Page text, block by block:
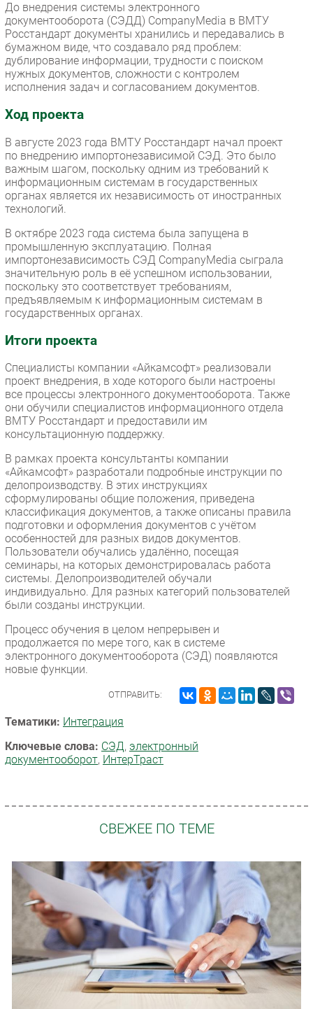
До внедрения системы электронного
документооборота (СЭДД) CompanyMedia в ВМТУ
Росстандарт документы хранились и передавались в
бумажном виде, что создавало ряд проблем:
дублирование информации, трудности с поиском
нужных документов, сложности с контролем
исполнения задач и согласованием документов.
Ход проекта
В августе 2023 года ВМТУ Росстандарт начал проект
по внедрению импортонезависимой СЭД. Это было
важным шагом, поскольку одним из требований к
информационным системам в государственных
органах является их независимость от иностранных
технологий.
В октябре 2023 года система была запущена в
промышленную эксплуатацию. Полная
импортонезависимость СЭД CompanyMedia сыграла
значительную роль в её успешном использовании,
поскольку это соответствует требованиям,
предъявляемым к информационным системам в
государственных органах.
Итоги проекта
Специалисты компании «Айкамсофт» реализовали
проект внедрения, в ходе которого были настроены
все процессы электронного документооборота. Также
они обучили специалистов информационного отдела
ВМТУ Росстандарт и предоставили им
консультационную поддержку.
В рамках проекта консультанты компании
«Айкамсофт» разработали подробные инструкции по
делопроизводству. В этих инструкциях
сформулированы общие положения, приведена
классификация документов, а также описаны правила
подготовки и оформления документов с учётом
особенностей для разных видов документов.
Пользователи обучались удалённо, посещая
семинары, на которых демонстрировалась работа
системы. Делопроизводителей обучали
индивидуально. Для разных категорий пользователей
были созданы инструкции.
Процесс обучения в целом непрерывен и
продолжается по мере того, как в системе
электронного документооборота (СЭД) появляются
новые функции.
ОТПРАВИТЬ:
Тематики: Интеграция
Ключевые слова: СЭД, электронный
документооборот, ИнтерТраст
СВЕЖЕЕ ПО ТЕМЕ